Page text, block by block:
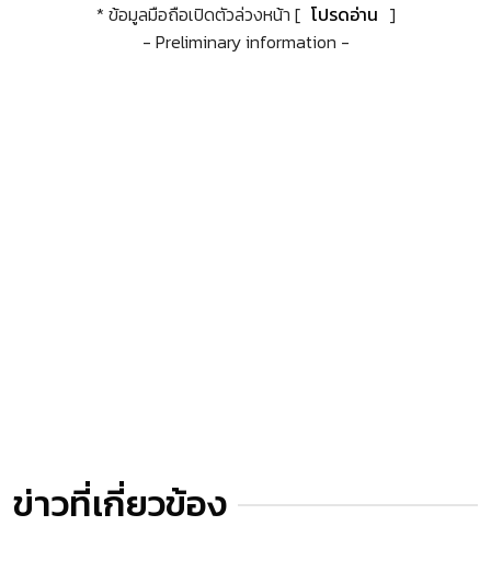
* ข้อมูลมือถือเปิดตัวล่วงหน้า [ โปรดอ่าน ]
- Preliminary information -
ข่าวที่เกี่ยวข้อง